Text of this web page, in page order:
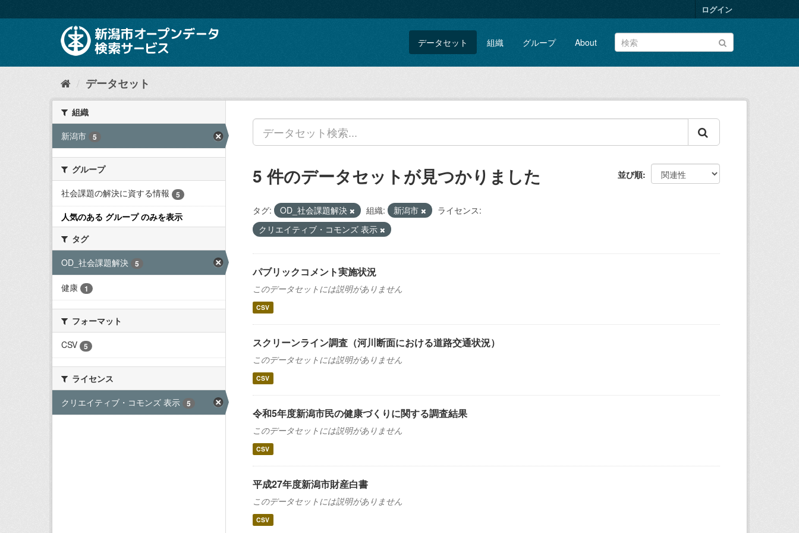
キ
て
ログイン
データセット 組織 グループ About
データセット
組織
新潟市
5
グループ
社会課題の解決に資する情報
5
人気のある グループ のみを表示
タグ
OD_社会課題解決
5
健康 1
フォーマット
CSV
5
ライセンス
クリエイティブ・コモンズ 表示
5
並び順
5 件のデータセットが見つかりました
タグ: OD_社会課題解決 組織: 新潟市
ライセンス:
クリエイティブ・コモンズ 表示
パブリックコメント実施状況
このデータセットには説明がありません
CSV
スクリーンライン調査（河川断面における道路交通状況）
このデータセットには説明がありません
CSV
令和5年度新潟市民の健康づくりに関する調査結果
このデータセットには説明がありません
CSV
平成27年度新潟市財産白書
このデータセットには説明がありません
CSV